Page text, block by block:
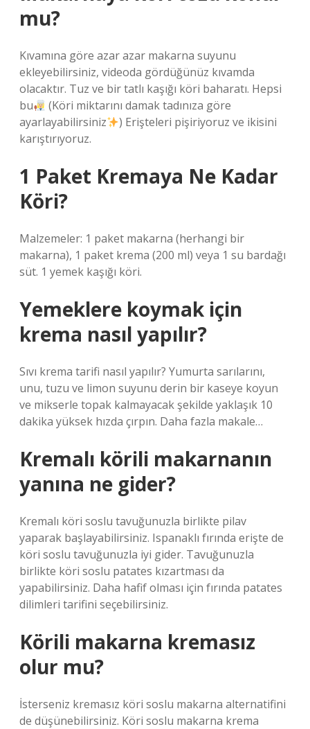
mu?
Kıvamına göre azar azar makarna suyunu
ekleyebilirsiniz, videoda gördüğünüz kıvamda
olacaktır. Tuz ve bir tatlı kaşığı köri baharatı. Hepsi
bu
(Köri miktarını damak tadınıza göre
ayarlayabilirsiniz
) Erişteleri pişiriyoruz ve ikisini
karıştırıyoruz.
1 Paket Kremaya Ne Kadar
Köri?
Malzemeler: 1 paket makarna (herhangi bir
makarna), 1 paket krema (200 ml) veya 1 su bardağı
süt. 1 yemek kaşığı köri.
Yemeklere koymak için
krema nasıl yapılır?
Sıvı krema tarifi nasıl yapılır? Yumurta sarılarını,
unu, tuzu ve limon suyunu derin bir kaseye koyun
ve mikserle topak kalmayacak şekilde yaklaşık 10
dakika yüksek hızda çırpın. Daha fazla makale…
Kremalı körili makarnanın
yanına ne gider?
Kremalı köri soslu tavuğunuzla birlikte pilav
yaparak başlayabilirsiniz. Ispanaklı fırında erişte de
köri soslu tavuğunuzla iyi gider. Tavuğunuzla
birlikte köri soslu patates kızartması da
yapabilirsiniz. Daha hafif olması için fırında patates
dilimleri tarifini seçebilirsiniz.
Körili makarna kremasız
olur mu?
İsterseniz kremasız köri soslu makarna alternatifini
de düşünebilirsiniz. Köri soslu makarna krema